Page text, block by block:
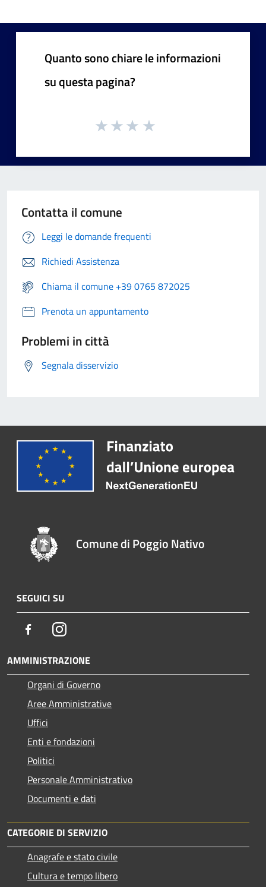
Quanto sono chiare le informazioni
su questa pagina?
Contatta il comune
Leggi le domande frequenti
Richiedi Assistenza
Chiama il comune +39 0765 872025
Prenota un appuntamento
Problemi in città
Segnala disservizio
Comune di Poggio Nativo
SEGUICI SU
FacebookInstagram
AMMINISTRAZIONE
Organi di Governo
Aree Amministrative
Uffici
Enti e fondazioni
Politici
Personale Amministrativo
Documenti e dati
CATEGORIE DI SERVIZIO
Anagrafe e stato civile
Cultura e tempo libero